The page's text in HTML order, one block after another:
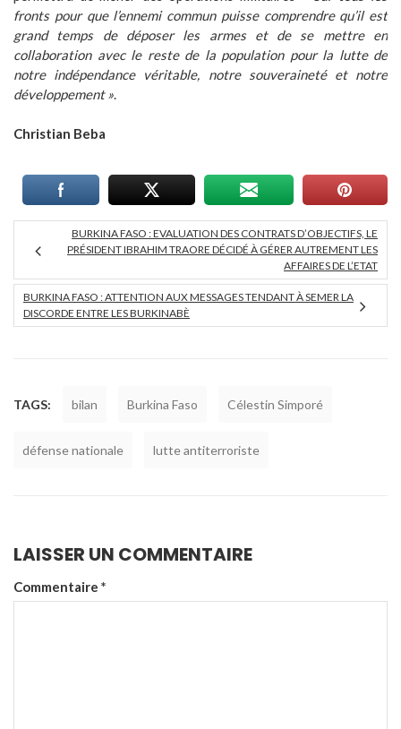
fronts pour que l’ennemi commun puisse comprendre qu’il est
grand temps de déposer les armes et de se mettre en
collaboration avec le reste de la population pour la lutte de
notre indépendance véritable, notre souveraineté et notre
développement »
Christian Beba
BURKINA FASO : EVALUATION DES CONTRATS D’OBJECTIFS, LE
PRÉSIDENT IBRAHIM TRAORE DÉCIDÉ À GÉRER AUTREMENT LES
AFFAIRES DE L’ETAT
BURKINA FASO : ATTENTION AUX MESSAGES TENDANT À SEMER LA
DISCORDE ENTRE LES BURKINABÈ
TAGS: bilan Burkina Faso Célestin Simporé
défense nationale lutte antiterroriste
LAISSER UN COMMENTAIRE
Commentaire *